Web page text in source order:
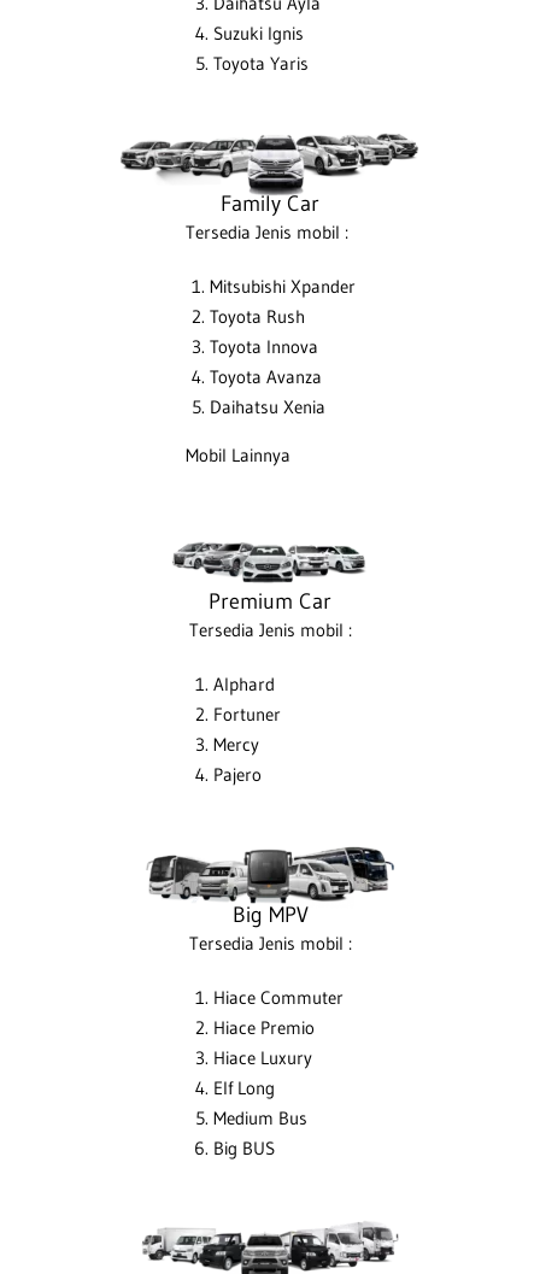
Suzuki Ignis
Toyota Yaris
Family Car
Tersedia Jenis mobil :
Mitsubishi Xpander
Toyota Rush
Toyota Innova
Toyota Avanza
Daihatsu Xenia
Mobil Lainnya
Premium Car
Tersedia Jenis mobil :
Alphard
Fortuner
Mercy
Pajero
Big MPV
Tersedia Jenis mobil :
Hiace Commuter
Hiace Premio
Hiace Luxury
Elf Long
Medium Bus
Big BUS